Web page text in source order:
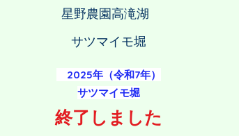
星野農園高滝湖
​サツマイモ堀
2025年（令和7年）
​サツマイモ堀
​終了しました